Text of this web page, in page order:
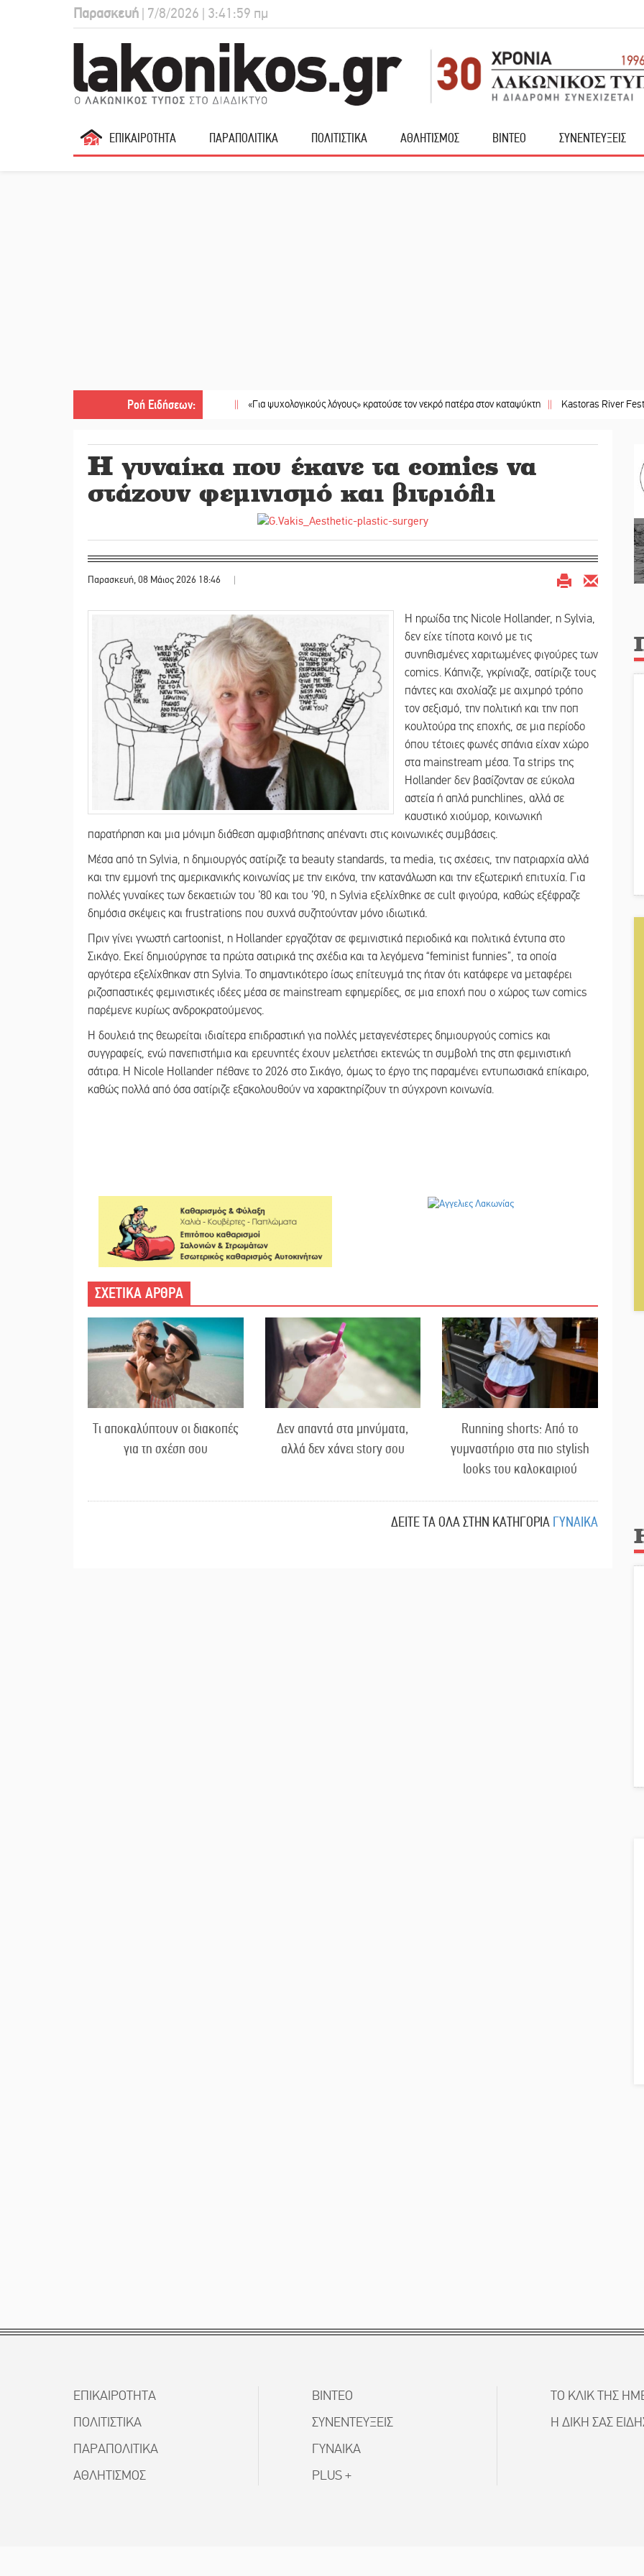
Παρασκευή | 7/8/2026 | 3:42:00 πμ
ΕΠΙΚΑΙΡΟΤΗΤΑ ΠΑΡΑΠΟΛΙΤΙΚΑ ΠΟΛΙΤΙΣΤΙΚΑ ΑΘΛΗΤΙΣΜΟΣ ΒΙΝΤΕΟ ΣΥΝΕΝΤΕΥΞΕΙΣ
Ροή Ειδήσεων: «Για ψυχολογικούς λόγους» κρατούσε τον νεκρό πατέρα στον καταψύκτη || Kastoras River Festival 2026:
Η γυναίκα που έκανε τα comics να
στάζουν φεμινισμό και βιτριόλι
Παρασκευή, 08 Μάιος 2026 18:46 |
Η ηρωίδα της Nicole Hollander, η Sylvia,
δεν είχε τίποτα κοινό με τις
συνηθισμένες χαριτωμένες φιγούρες των
comics. Κάπνιζε, γκρίνιαζε, σατίριζε τους
πάντες και σχολίαζε με αιχμηρό τρόπο
τον σεξισμό, την πολιτική και την ποπ
κουλτούρα της εποχής, σε μια περίοδο
όπου τέτοιες φωνές σπάνια είχαν χώρο
στα mainstream μέσα. Τα strips της
Hollander δεν βασίζονταν σε εύκολα
αστεία ή απλά punchlines, αλλά σε
καυστικό χιούμορ, κοινωνική
παρατήρηση και μια μόνιμη διάθεση αμφισβήτησης απέναντι στις κοινωνικές συμβάσεις.
Μέσα από τη Sylvia, η δημιουργός σατίριζε τα beauty standards, τα media, τις σχέσεις, την πατριαρχία αλλά
και την εμμονή της αμερικανικής κοινωνίας με την εικόνα, την κατανάλωση και την εξωτερική επιτυχία. Για
πολλές γυναίκες των δεκαετιών του ’80 και του ’90, η Sylvia εξελίχθηκε σε cult φιγούρα, καθώς εξέφραζε
δημόσια σκέψεις και frustrations που συχνά συζητούνταν μόνο ιδιωτικά.
Πριν γίνει γνωστή cartoonist, η Hollander εργαζόταν σε φεμινιστικά περιοδικά και πολιτικά έντυπα στο
Σικάγο. Εκεί δημιούργησε τα πρώτα σατιρικά της σχέδια και τα λεγόμενα “feminist funnies”, τα οποία
αργότερα εξελίχθηκαν στη Sylvia. Το σημαντικότερο ίσως επίτευγμά της ήταν ότι κατάφερε να μεταφέρει
ριζοσπαστικές φεμινιστικές ιδέες μέσα σε mainstream εφημερίδες, σε μια εποχή που ο χώρος των comics
παρέμενε κυρίως ανδροκρατούμενος.
Η δουλειά της θεωρείται ιδιαίτερα επιδραστική για πολλές μεταγενέστερες δημιουργούς comics και
συγγραφείς, ενώ πανεπιστήμια και ερευνητές έχουν μελετήσει εκτενώς τη συμβολή της στη φεμινιστική
σάτιρα. Η Nicole Hollander πέθανε το 2026 στο Σικάγο, όμως το έργο της παραμένει εντυπωσιακά επίκαιρο,
καθώς πολλά από όσα σατίριζε εξακολουθούν να χαρακτηρίζουν τη σύγχρονη κοινωνία.
ΣΧΕΤΙΚΑ ΑΡΘΡΑ
Τι αποκαλύπτουν οι διακοπές
για τη σχέση σου
Δεν απαντά στα μηνύματα,
αλλά δεν χάνει story σου
Running shorts: Από το
γυμναστήριο στα πιο stylish
looks του καλοκαιριού
ΔΕΙΤΕ ΤΑ ΟΛΑ ΣΤΗΝ ΚΑΤΗΓΟΡΙΑ ΓΥΝΑΙΚΑ
ΕΠΙΚΑΙΡΟΤΗΤΑ
ΠΟΛΙΤΙΣΤΙΚΑ
ΠΑΡΑΠΟΛΙΤΙΚΑ
ΑΘΛΗΤΙΣΜΟΣ
ΒΙΝΤΕΟ
ΣΥΝΕΝΤΕΥΞΕΙΣ
ΓΥΝΑΙΚΑ
PLUS +
ΤΟ ΚΛΙΚ ΤΗΣ
Η ΔΙΚΗ ΣΑΣ